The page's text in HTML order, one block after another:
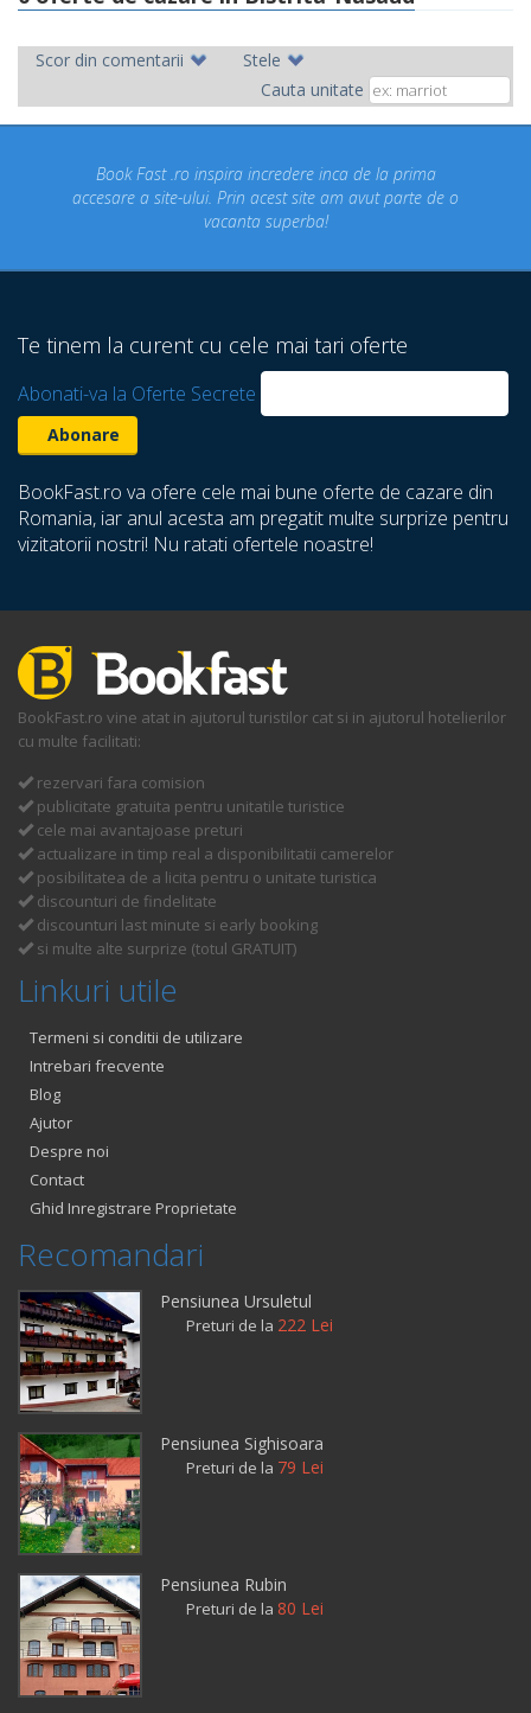
Scor din comentarii
Stele
Cauta unitate
inca de la prima
site am avut parte de o
Concediul nostru rezervat prin
un concediu de vis. Am
despre care nu stiam ca exista!
Te tinem la curent cu cele mai tari oferte
Abonati-va la Oferte Secrete
BookFast.ro va ofere cele mai bune oferte de cazare din
Romania, iar anul acesta am pregatit multe surprize pentru
vizitatorii nostri! Nu ratati ofertele noastre!
BookFast.ro vine atat in ajutorul turistilor cat si in ajutorul hotelierilor
cu multe facilitati:
rezervari fara comision
publicitate gratuita pentru unitatile turistice
cele mai avantajoase preturi
actualizare in timp real a disponibilitatii camerelor
posibilitatea de a licita pentru o unitate turistica
discounturi de findelitate
discounturi last minute si early booking
si multe alte surprize (totul GRATUIT)
Linkuri utile
Termeni si conditii de utilizare
Intrebari frecvente
Blog
Ajutor
Despre noi
Contact
Ghid Inregistrare Proprietate
Recomandari
Pensiunea Ursuletul
Preturi de la 222 Lei
Pensiunea Sighisoara
Preturi de la 79 Lei
Pensiunea Rubin
Preturi de la 80 Lei